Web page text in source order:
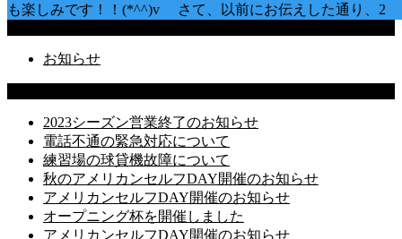
も楽しみです！！(*^^)v さて、以前にお伝えした通り、2
お知らせ
2023シーズン営業終了のお知らせ
電話不通の緊急対応について
練習場の球貸機故障について
秋のアメリカンセルフDAY開催のお知らせ
アメリカンセルフDAY開催のお知らせ
オープニング杯を開催しました
アメリカンセルフDAY開催のお知らせ